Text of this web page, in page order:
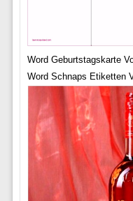
Word Geburtstagskarte
Word Schnaps Etiketten